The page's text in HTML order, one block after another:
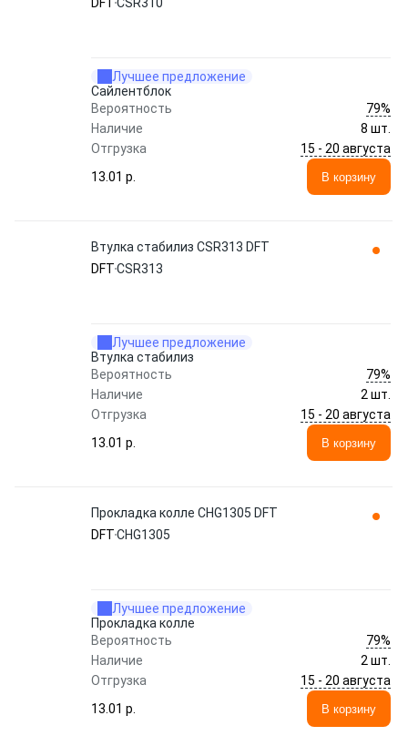
Лучшее предложение
Сайлентблок
Вероятность
79%
Наличие
8 шт.
Отгрузка
15 - 20 августа
13.01 p.
В корзину
Втулка стабилиз CSR313 DFT
DFTCSR313
Лучшее предложение
Втулка стабилиз
Вероятность
79%
Наличие
2 шт.
Отгрузка
15 - 20 августа
13.01 p.
В корзину
Прокладка колле CHG1305 DFT
DFTCHG1305
Лучшее предложение
Прокладка колле
Вероятность
79%
Наличие
2 шт.
Отгрузка
15 - 20 августа
13.01 p.
В корзину